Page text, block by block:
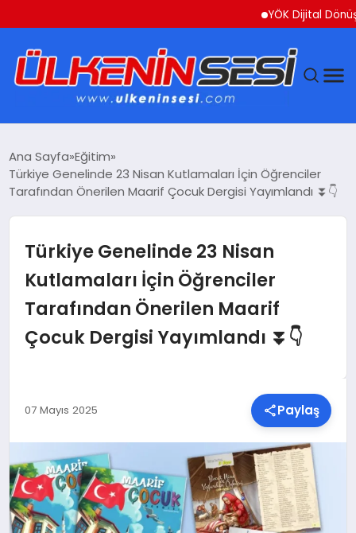
YÖK Dijital Dönüşüm
EKONOMI
MAGAZIN
SAĞLIK
SIYASET
YAŞAM
MALATYA HABERLERI
Ana Sayfa Eğitim
Türkiye Genelinde 23 Nisan Kutlamaları İçin Öğrenciler
Tarafından Önerilen Maarif Çocuk Dergisi Yayımlandı ⏬👇
Türkiye Genelinde 23 Nisan
Kutlamaları İçin Öğrenciler
Tarafından Önerilen Maarif
Çocuk Dergisi Yayımlandı ⏬👇
07 Mayıs 2025 Paylaş